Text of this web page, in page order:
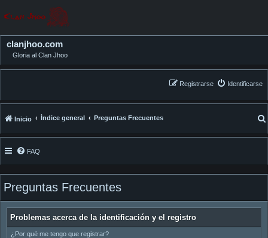
clanjhoo.com
Gloria al Clan Jhoo
Identificarse
Registrarse
Inicio Índice general Preguntas Frecuentes
FAQ
Preguntas Frecuentes
Problemas acerca de la identificación y el registro
¿Por qué me tengo que registrar?